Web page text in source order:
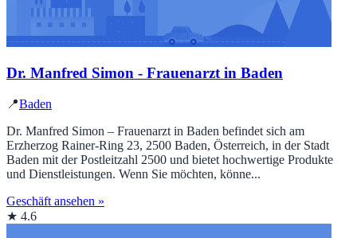
Dr. Manfred Simon - Frauenarzt in Baden
📍Baden
Dr. Manfred Simon – Frauenarzt in Baden befindet sich am
Erzherzog Rainer-Ring 23, 2500 Baden, Österreich, in der Stadt
Baden mit der Postleitzahl 2500 und bietet hochwertige Produkte
und Dienstleistungen. Wenn Sie möchten, könne...
Geschäft ansehen »
★ 4.6